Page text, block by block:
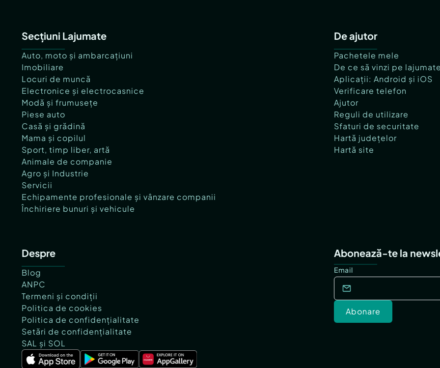
Secțiuni Lajumate
Auto, moto și ambarcațiuni
Imobiliare
Locuri de muncă
Electronice și electrocasnice
Modă și frumusețe
Piese auto
Casă și grădină
Mama și copilul
Sport, timp liber, artă
Animale de companie
Agro și Industrie
Servicii
Echipamente profesionale și vânzare companii
Închiriere bunuri și vehicule
De ajutor
Pachetele mele
De ce să vinzi pe
Aplicații: Android și iOS
Verificare telefon
Ajutor
Reguli de utilizare
Sfaturi de securitate
Hartă județelor
Hartă site
Despre
Blog
ANPC
Termeni și condiții
Politica de cookies
Politica de confidențialitate
Setări de confidențialitate
SAL și SOL
Abonează-te la
Email
Abonare